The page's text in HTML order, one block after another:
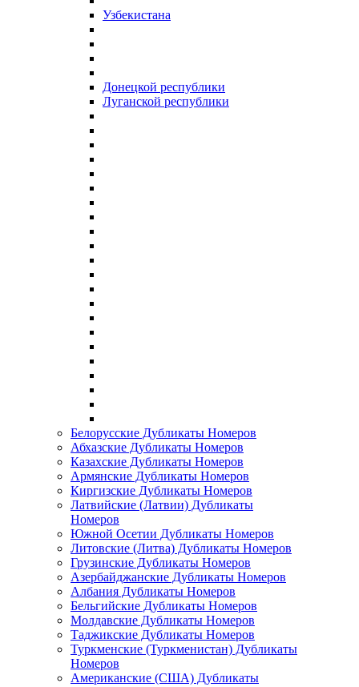
Узбекистана
Донецкой республики
Луганской республики
Белорусские Дубликаты Номеров
Абхазские Дубликаты Номеров
Казахские Дубликаты Номеров
Армянские Дубликаты Номеров
Киргизские Дубликаты Номеров
Латвийские (Латвии) Дубликаты
Номеров
Южной Осетии Дубликаты Номеров
Литовские (Литва) Дубликаты Номеров
Грузинские Дубликаты Номеров
Азербайджанские Дубликаты Номеров
Албания Дубликаты Номеров
Бельгийские Дубликаты Номеров
Молдавские Дубликаты Номеров
Таджикские Дубликаты Номеров
Туркменские (Туркменистан) Дубликаты
Номеров
Американские (США) Дубликаты